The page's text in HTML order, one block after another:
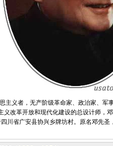
义者，无产阶级革命家、政治家、军
义改革开放和现代化建设的总设计师，
川省广安县协兴乡牌坊村。原名邓先